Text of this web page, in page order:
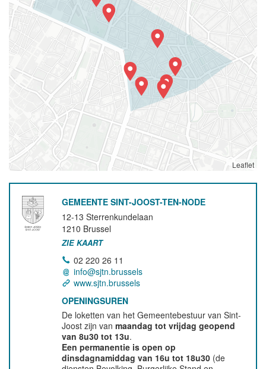
Leaflet
GEMEENTE SINT-JOOST-TEN-NODE
12-13 Sterrenkundelaan
1210 Brussel
ZIE KAART
02 220 26 11
info@sjtn.brussels
www.sjtn.brussels
OPENINGSUREN
De loketten van het Gemeentebestuur van Sint-
Joost zijn vanmaandag tot vrijdag geopend
van 8u30 tot 13u.
Een permanentie is open op
dinsdagnamiddag van 16u tot 18u30 (de